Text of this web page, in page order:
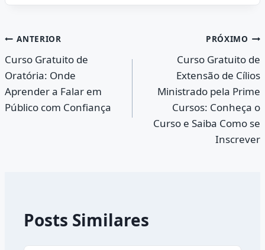
Navegação
de
Post
ANTERIOR
Curso Gratuito de
Oratória: Onde
Aprender a Falar em
Público com Confiança
PRÓXIMO
Curso Gratuito de
Extensão de Cílios
Ministrado pela Prime
Cursos: Conheça o
Curso e Saiba Como se
Inscrever
Posts Similares